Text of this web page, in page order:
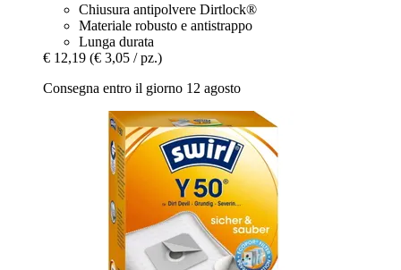
Chiusura antipolvere Dirtlock®
Materiale robusto e antistrappo
Lunga durata
€ 12,19 (€ 3,05 / pz.)
Consegna entro il giorno 12 agosto